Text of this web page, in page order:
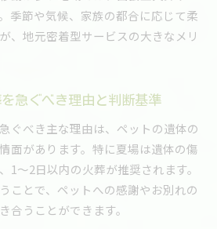
季節や気候、家族の都合に応じて柔
、地元密着型サービスの大きなメリ
急ぐべき理由と判断基準
ぐべき主な理由は、ペットの遺体の
面があります。特に夏場は遺体の傷
1〜2日以内の火葬が推奨されます。
ことで、ペットへの感謝やお別れの
合うことができます。